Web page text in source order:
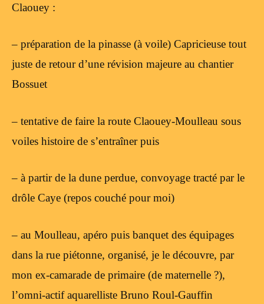
Claouey :
– préparation de la pinasse (à voile) Capricieuse tout
juste de retour d’une révision majeure au chantier
Bossuet
– tentative de faire la route Claouey-Moulleau sous
voiles histoire de s’entraîner puis
– à partir de la dune perdue, convoyage tracté par le
drôle Caye (repos couché pour moi)
– au Moulleau, apéro puis banquet des équipages
dans la rue piétonne, organisé, je le découvre, par
mon ex-camarade de primaire (de maternelle ?),
l’omni-actif aquarelliste Bruno Roul-Gauffin